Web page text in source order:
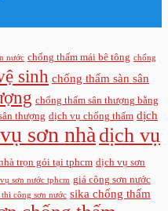
nước chống thấm mái bê tông chống
sinh chống thấm sàn sân
chống thấm sân thượng bằng
thượng dịch vụ chống thấm dịch
sơn nhà dịch vụ
trọn gói tại tphcm dịch vụ sơn
sơn nước tphcm giá công sơn nước
thi công sơn nước sika chống thấm